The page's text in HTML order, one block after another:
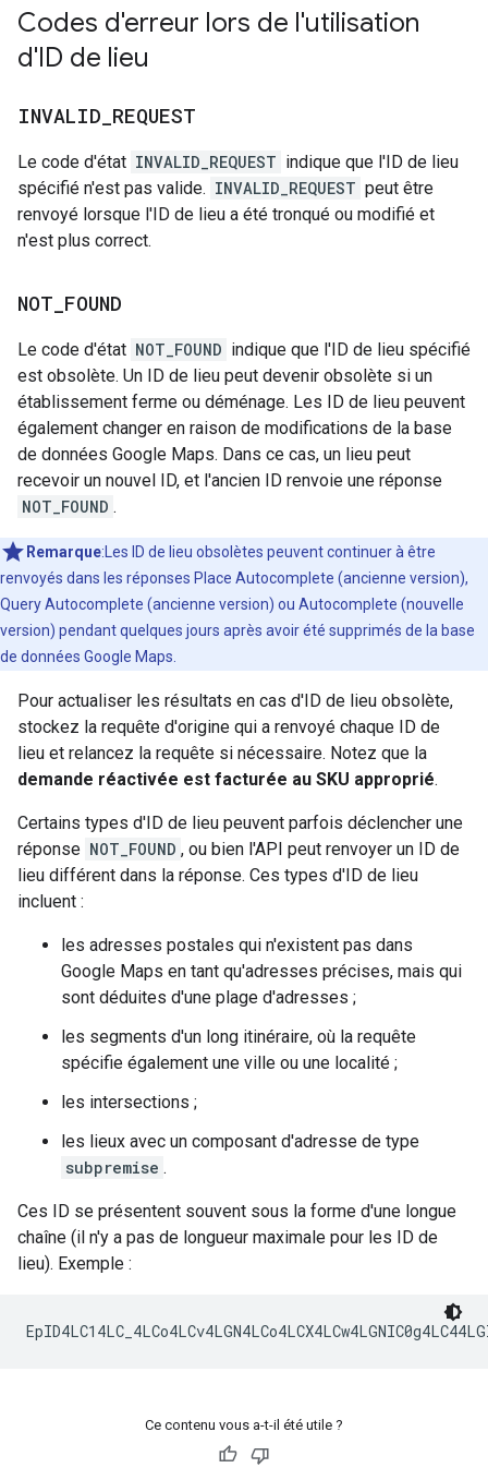
Codes d'erreur lors de l'utilisation
d'ID de lieu
INVALID REQUEST
Le code d'état INVALID_REQUEST indique que l'ID de lieu
spécifié n'est pas valide. INVALID_REQUEST peut être
renvoyé lorsque l'ID de lieu a été tronqué ou modifié et
n'est plus correct.
NOT FOUND
Le code d'état NOT_FOUND indique que l'ID de lieu spécifié
est obsolète. Un ID de lieu peut devenir obsolète si un
établissement ferme ou déménage. Les ID de lieu peuvent
également changer en raison de modifications de la base
de données Google Maps. Dans ce cas, un lieu peut
recevoir un nouvel ID, et l'ancien ID renvoie une réponse
NOT_FOUND .
Remarque:Les ID de lieu obsolètes peuvent continuer à être
renvoyés dans les réponses Place Autocomplete (ancienne version),
Query Autocomplete (ancienne version) ou Autocomplete (nouvelle
version) pendant quelques jours après avoir été supprimés de la base
de données Google Maps.
Pour actualiser les résultats en cas d'ID de lieu obsolète,
stockez la requête d'origine qui a renvoyé chaque ID de
lieu et relancez la requête si nécessaire. Notez que la
demande réactivée est facturée au SKU approprié.
Certains types d'ID de lieu peuvent parfois déclencher une
réponse NOT_FOUND , ou bien l'API peut renvoyer un ID de
lieu différent dans la réponse. Ces types d'ID de lieu
incluent :
les adresses postales qui n'existent pas dans
Google Maps en tant qu'adresses précises, mais qui
sont déduites d'une plage d'adresses ;
les segments d'un long itinéraire, où la requête
spécifie également une ville ou une localité ;
les intersections ;
les lieux avec un composant d'adresse de type
subpremise .
Ces ID se présentent souvent sous la forme d'une longue
chaîne (il n'y a pas de longueur maximale pour les ID de
lieu). Exemple :
Ce contenu vous a-t-il été utile ?